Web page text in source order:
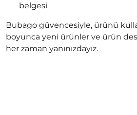
belgesi
Bubago güvencesiyle, ürünü
boyunca yeni ürünler ve ürün
her zaman yanınızdayız.